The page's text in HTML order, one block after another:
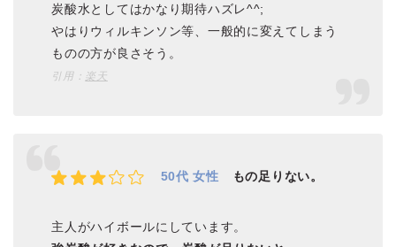
炭酸水としてはかなり期待ハズレ^^;
やはりウィルキンソン等、一般的に変えてしまう
ものの方が良さそう。
引用： 楽天
50代 女性 もの足りない。
主人がハイボールにしています。